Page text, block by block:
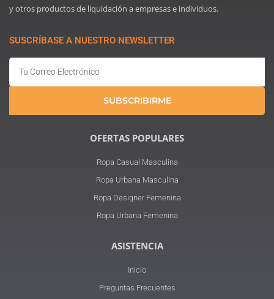
y otros productos de liquidación a empresas e individuos.
SUSCRÍBASE A NUESTRO NEWSLETTER
SUBSCRIBIRME
OFERTAS POPULARES
Ropa Casual Masculina
Ropa Urbana Masculina
Ropa Designer Femenina
Ropa Urbana Femenina
ASISTENCIA
Inicio
Preguntas Frecuentes